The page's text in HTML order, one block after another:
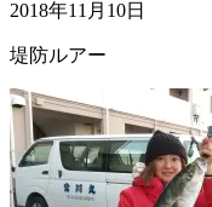
2018年11月10日
堤防ルアー